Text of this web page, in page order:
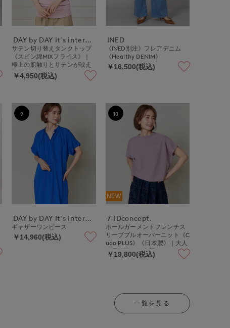
DAY by DAY It's international
サテン切り替えタンクトップ
《スビン綿MIXフライス》｜
極上の肌触りとサテンが映え
る上品インナー
￥4,950(税込)
INED
《INED別注》フレアデニム
《Healthy DENIM》
￥16,500(税込)
DAY by DAY It's international
ギャザーワンピース
￥14,960(税込)
9
NEW
7-IDconcept.
ホールガーメントフレンチス
リーブプルオーバーニット《C
uoo PLUS》《日本製》｜大人
の品格漂う、上質かのこ編み
日本製ニット
￥19,800(税込)
10
一覧を見る